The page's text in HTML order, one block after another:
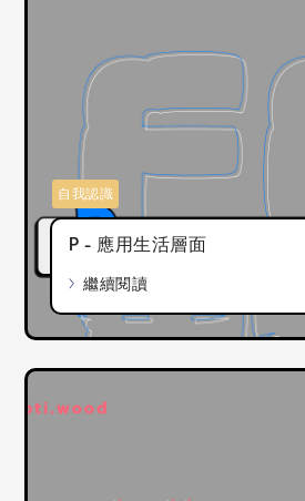
P - 應用生活層面
繼續閱讀
自我認識